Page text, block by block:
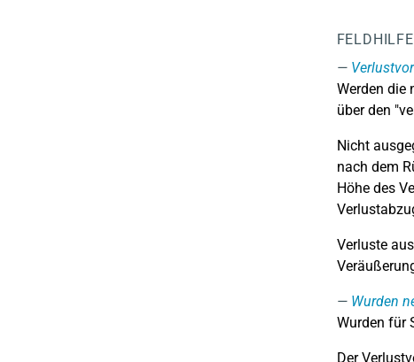
Werden die
über den
Nicht
nach dem
Höhe des
Verluste
Wurden
Wurden für
Der